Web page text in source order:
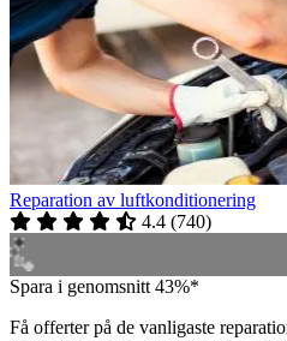
Reparation av luftkonditionering
4.4 (740)
Spara i genomsnitt 43%*
Få offerter på de vanligaste